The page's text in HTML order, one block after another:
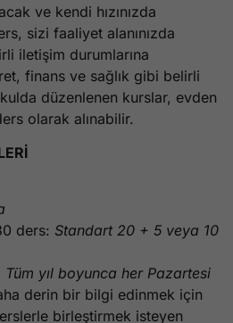
ve kendi hızınızda
sizi faaliyet alanınızda
iletişim durumlarına
finans ve sağlık gibi belirli
düzenlenen kurslar, evden
olarak alınabilir.
ders: Standart 20 + 5 veya 10
Tüm yıl boyunca her Pazartesi
derin bir bilgi edinmek için
birleştirmek isteyen